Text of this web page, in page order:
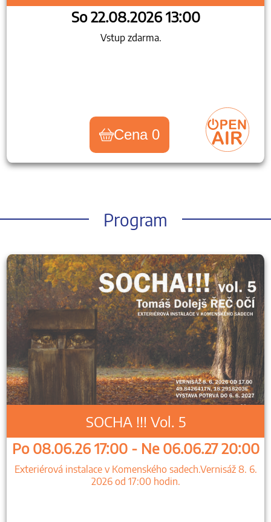
So 22.08.2026 13:00
Vstup zdarma.
Cena 0
Program
SOCHA !!! Vol. 5
Po 08.06.26 17:00 - Ne 06.06.27 20:00
Exteriérová instalace v Komenského sadech.Vernisáž 8. 6.
2026 od 17:00 hodin.